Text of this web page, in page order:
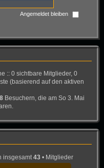
Angemeldet bleiben
:: 0 sichtbare Mitglieder, 0
(basierend auf den aktiven
Besuchern, die am So 3. Mai
insgesamt 43 • Mitglieder
Bad-Dog